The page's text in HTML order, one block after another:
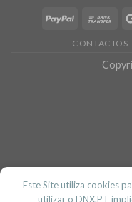
CONTACTOS
Este Site utiliza cookies
utilizar o DNX.PT